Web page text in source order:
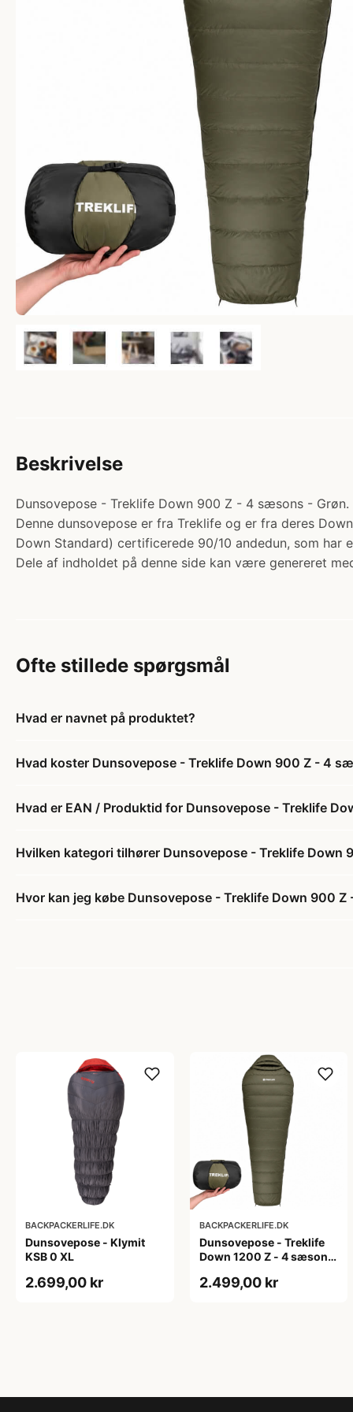
Beskrivelse
Dunsovepose - Treklife Down 900 Z - 4 sæsons -
Denne dunsovepose er fra Treklife og er fra deres
Down Standard) certificerede 90/10 andedun, som
Dele af indholdet på denne side kan være genereret
Ofte stillede spørgsmål
Hvad er navnet på produktet?
Hvad koster Dunsovepose - Treklife Down 900 Z - 4
Hvad er EAN / Produktid for Dunsovepose - Treklife
Hvilken kategori tilhører Dunsovepose - Treklife Down
Hvor kan jeg købe Dunsovepose - Treklife Down 900
BACKPACKERLIFE.DK
Dunsovepose - Klymit
KSB 0 XL
2.699,00 kr
BACKPACKERLIFE.DK
Dunsovepose - Treklife
Down 1200 Z - 4 sæsons
2.499,00 kr